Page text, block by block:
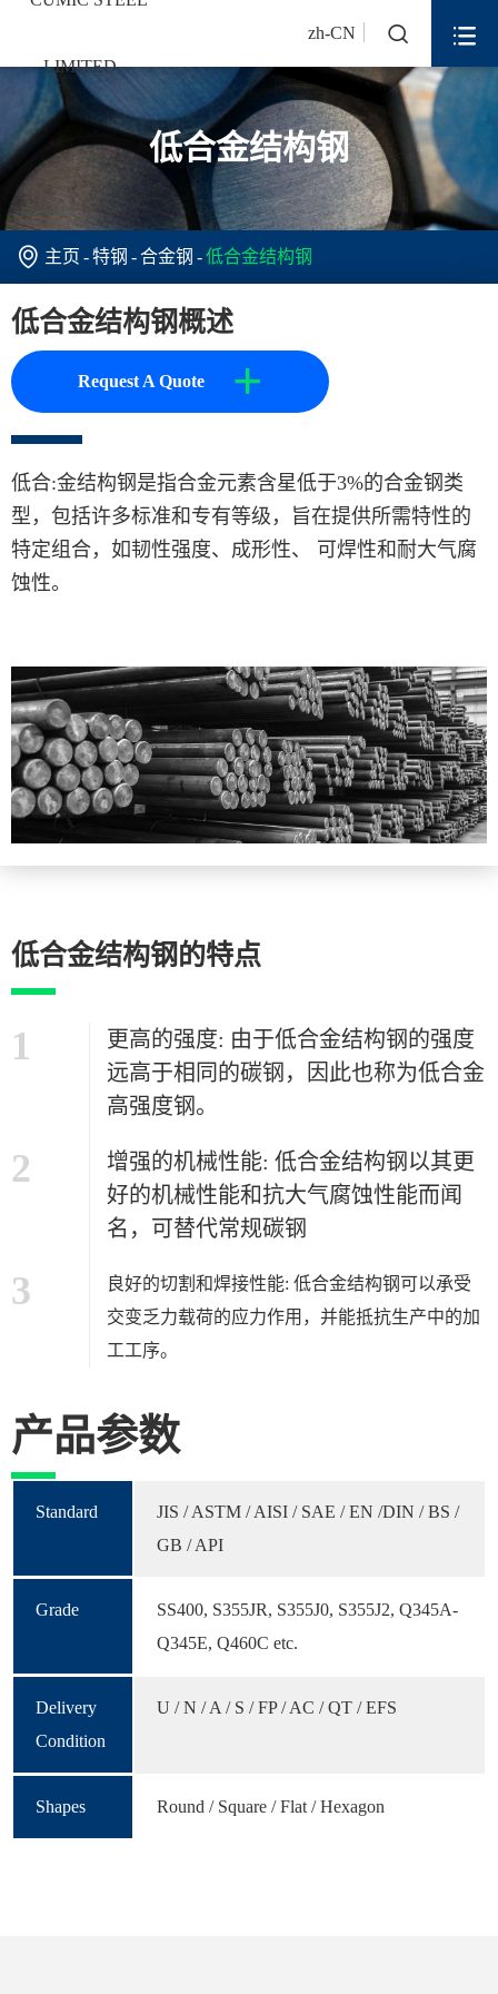
zh-CN  
低合金结构钢
 主页 特钢 合金钢 低合金结构钢
低合金结构钢概述
Request A Quote +
低合:金结构钢是指合金元素含星低于3%的合金钢类
型，包括许多标准和专有等级，旨在提供所需特性的
特定组合，如韧性强度、成形性、 可焊性和耐大气腐
蚀性。
低合金结构钢的特点
1
更高的强度: 由于低合金结构钢的强度
远高于相同的碳钢，因此也称为低合金
高强度钢。
2
增强的机械性能: 低合金结构钢以其更
好的机械性能和抗大气腐蚀性能而闻
名，可替代常规碳钢
3
良好的切割和焊接性能: 低合金结构钢可以承受
交变乏力载荷的应力作用，并能抵抗生产中的加
工工序。
产品参数
Standard
JIS / ASTM / AISI / SAE / EN /DIN / BS /
GB / API
Grade
SS400, S355JR, S355J0, S355J2, Q345A-
Q345E, Q460C etc.
Delivery
Condition
U / N / A / S / FP / AC / QT / EFS
Shapes Round / Square / Flat / Hexagon